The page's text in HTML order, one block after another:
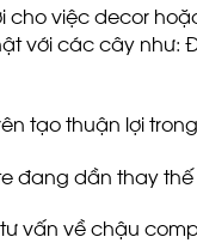
việc decor
với các cây như:
tạo thuận lợi
đang dần thay
vấn về chậu